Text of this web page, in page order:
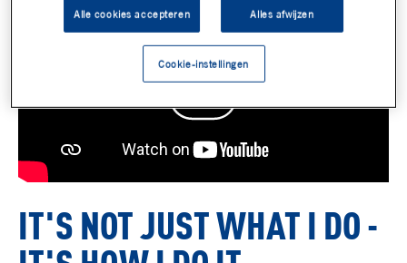
IT'S NOT JUST WHAT I DO -
Alle cookies accepteren Alles afwijzen
Cookie-instellingen